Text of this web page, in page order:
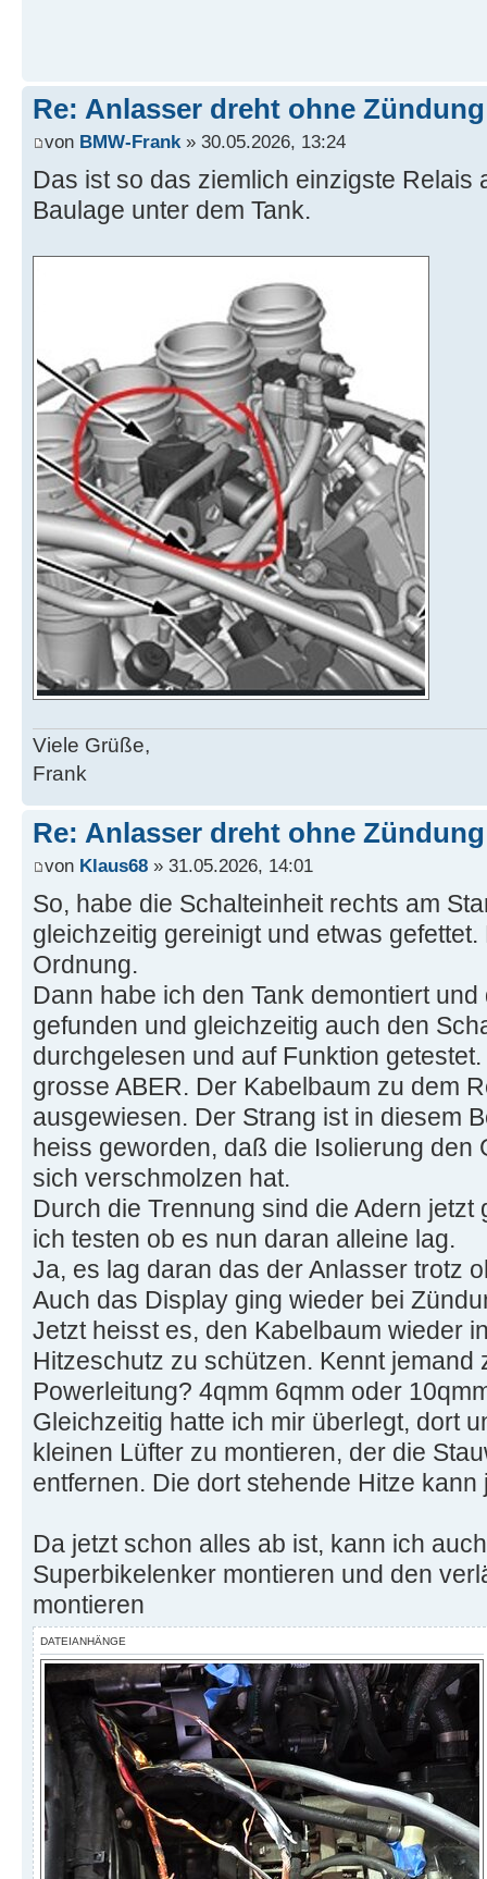
Re: Anlasser dreht ohne Zündung
von BMW-Frank » 30.05.2026, 13:24
Das ist so das ziemlich einzigste Relais
Baulage unter dem Tank.
Viele Grüße,
Frank
Re: Anlasser dreht ohne Zündung
von Klaus68 » 31.05.2026, 14:01
So, habe die Schalteinheit rechts am
gleichzeitig gereinigt und etwas
Ordnung.
Dann habe ich den Tank demontiert
gefunden und gleichzeitig auch den
durchgelesen und auf Funktion
grosse ABER. Der Kabelbaum zu dem
ausgewiesen. Der Strang ist in diesem
heiss geworden, daß die Isolierung den
sich verschmolzen hat.
Durch die Trennung sind die Adern
ich testen ob es nun daran alleine lag.
Ja, es lag daran das der Anlasser trotz
Auch das Display ging wieder bei
Jetzt heisst es, den Kabelbaum wieder
Hitzeschutz zu schützen. Kennt jemand
Powerleitung? 4qmm 6qmm oder
Gleichzeitig hatte ich mir überlegt, dort
kleinen Lüfter zu montieren, der die
entfernen. Die dort stehende Hitze kann
Da jetzt schon alles ab ist, kann ich
Superbikelenker montieren und den
montieren
DATEIANHÄNGE